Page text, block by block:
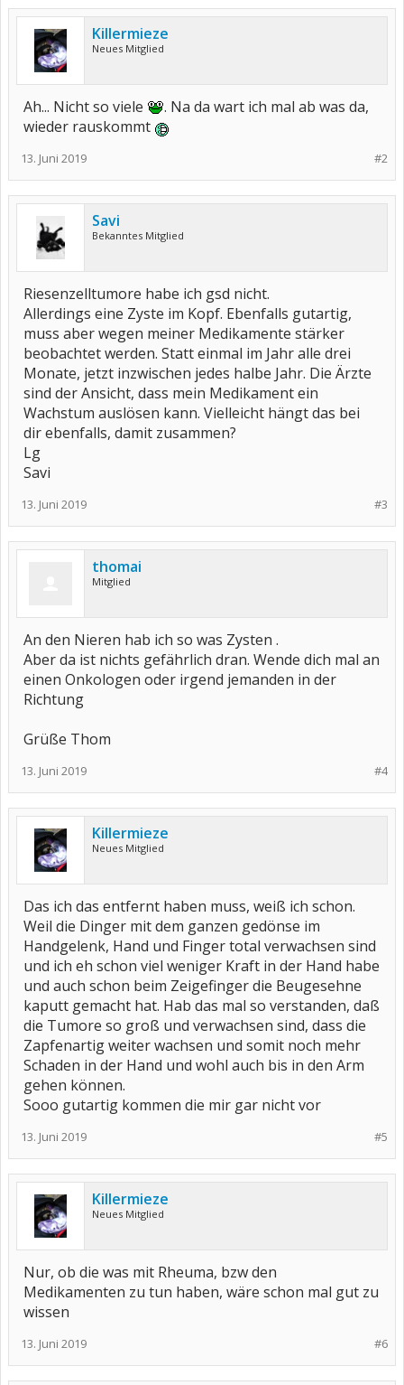
Killermieze
Neues Mitglied
Ah... Nicht so viele
. Na da wart ich mal ab was da,
wieder rauskommt
#2
13. Juni 2019
Savi
Bekanntes Mitglied
Riesenzelltumore habe ich gsd nicht.
Allerdings eine Zyste im Kopf. Ebenfalls gutartig,
muss aber wegen meiner Medikamente stärker
beobachtet werden. Statt einmal im Jahr alle drei
Monate, jetzt inzwischen jedes halbe Jahr. Die Ärzte
sind der Ansicht, dass mein Medikament ein
Wachstum auslösen kann. Vielleicht hängt das bei
dir ebenfalls, damit zusammen?
Lg
Savi
#3
13. Juni 2019
thomai
Mitglied
An den Nieren hab ich so was Zysten .
Aber da ist nichts gefährlich dran. Wende dich mal an
einen Onkologen oder irgend jemanden in der
Richtung
Grüße Thom
#4
13. Juni 2019
Killermieze
Neues Mitglied
Das ich das entfernt haben muss, weiß ich schon.
Weil die Dinger mit dem ganzen gedönse im
Handgelenk, Hand und Finger total verwachsen sind
und ich eh schon viel weniger Kraft in der Hand habe
und auch schon beim Zeigefinger die Beugesehne
kaputt gemacht hat. Hab das mal so verstanden, daß
die Tumore so groß und verwachsen sind, dass die
Zapfenartig weiter wachsen und somit noch mehr
Schaden in der Hand und wohl auch bis in den Arm
gehen können.
Sooo gutartig kommen die mir gar nicht vor
#5
13. Juni 2019
Killermieze
Neues Mitglied
Nur, ob die was mit Rheuma, bzw den
Medikamenten zu tun haben, wäre schon mal gut zu
wissen
#6
13. Juni 2019